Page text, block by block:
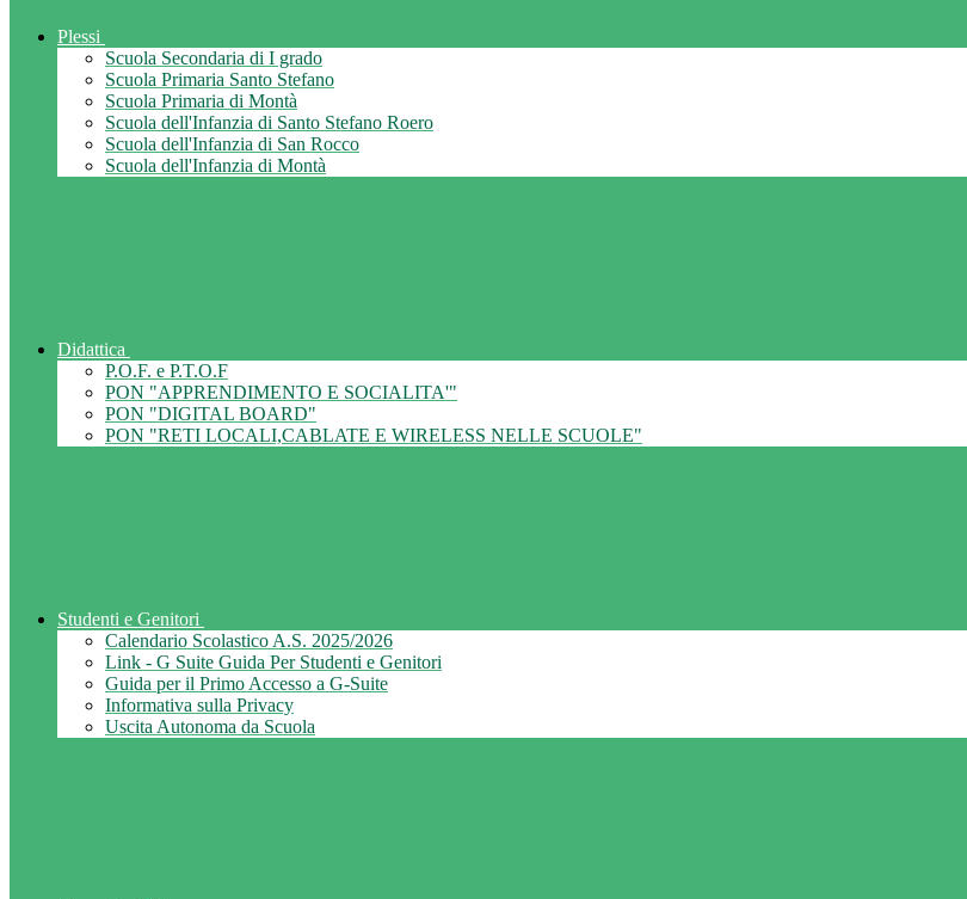
Plessi
Scuola Secondaria di I grado
Scuola Primaria Santo Stefano
Scuola Primaria di Montà
Scuola dell'Infanzia di Santo Stefano Roero
Scuola dell'Infanzia di San Rocco
Scuola dell'Infanzia di Montà
Didattica
P.O.F. e P.T.O.F
PON "APPRENDIMENTO E SOCIALITA'"
PON "DIGITAL BOARD"
PON "RETI LOCALI,CABLATE E WIRELESS NELLE SCUOLE"
Studenti e Genitori
Calendario Scolastico A.S. 2025/2026
Link - G Suite Guida Per Studenti e Genitori
Guida per il Primo Accesso a G-Suite
Informativa sulla Privacy
Uscita Autonoma da Scuola